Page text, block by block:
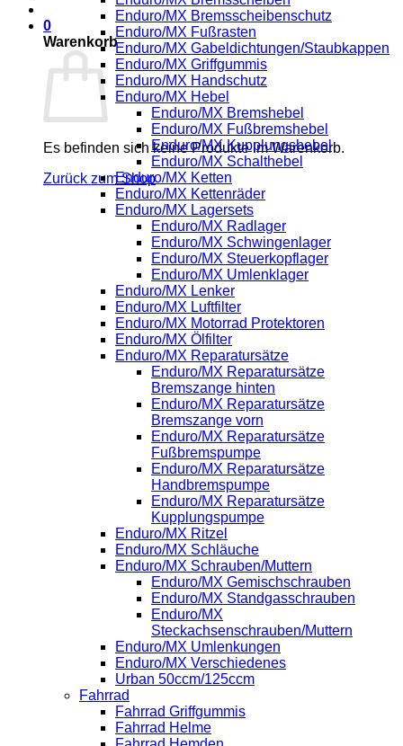
0
Warenkorb
Es befinden sich keine Produkte im Warenkorb.
Zurück zum Shop
Enduro/MX Bremsscheibenschutz
Enduro/MX Fußrasten
Enduro/MX Gabeldichtungen/Staubkappen
Enduro/MX Griffgummis
Enduro/MX Handschutz
Enduro/MX Hebel
Enduro/MX Bremshebel
Enduro/MX Fußbremshebel
Enduro/MX Kupplungshebel
Enduro/MX Schalthebel
Enduro/MX Ketten
Enduro/MX Kettenräder
Enduro/MX Lagersets
Enduro/MX Radlager
Enduro/MX Schwingenlager
Enduro/MX Steuerkopflager
Enduro/MX Umlenklager
Enduro/MX Lenker
Enduro/MX Luftfilter
Enduro/MX Motorrad Protektoren
Enduro/MX Ölfilter
Enduro/MX Reparatursätze
Enduro/MX Reparatursätze
Bremszange hinten
Enduro/MX Reparatursätze
Bremszange vorn
Enduro/MX Reparatursätze
Fußbremspumpe
Enduro/MX Reparatursätze
Handbremspumpe
Enduro/MX Reparatursätze
Kupplungspumpe
Enduro/MX Ritzel
Enduro/MX Schläuche
Enduro/MX Schrauben/Muttern
Enduro/MX Gemischschrauben
Enduro/MX Standgasschrauben
Enduro/MX
Steckachsenschrauben/Muttern
Enduro/MX Umlenkungen
Enduro/MX Verschiedenes
Urban 50ccm/125ccm
Fahrrad
Fahrrad Griffgummis
Fahrrad Helme